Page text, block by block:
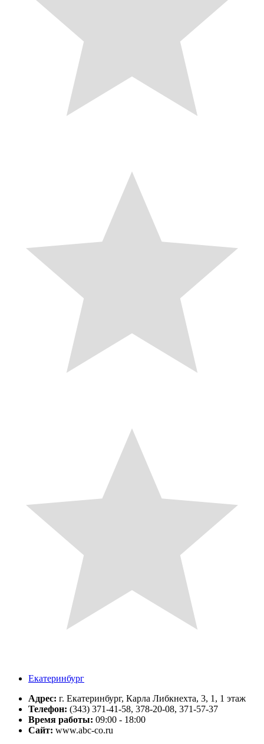
Екатеринбург
Адрес: г. Екатеринбург, Карла Либкнехта, 3, 1, 1 этаж
Телефон: (343) 371-41-58, 378-20-08, 371-57-37
Время работы: 09:00 - 18:00
Сайт: www.abc-co.ru